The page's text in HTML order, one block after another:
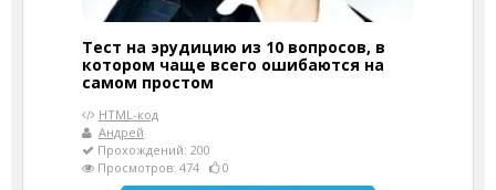
Тест на эрудицию из 10 вопросов, в
котором чаще всего ошибаются на
самом простом
HTML-код
Андрей
Прохождений: 200
Просмотров: 474
0